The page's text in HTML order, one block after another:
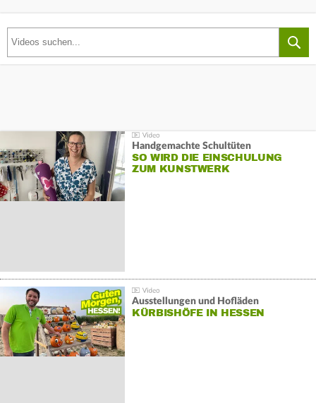
Handgemachte Schultüten
SO WIRD DIE EINSCHULUNG
ZUM KUNSTWERK
Ausstellungen und Hofläden
KÜRBISHÖFE IN HESSEN